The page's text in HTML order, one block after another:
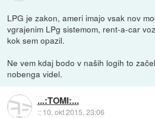
LPG je zakon, ameri imajo vsak nov
vgrajenim LPg sistemom, rent-a-car
kok sem opazil.
Ne vem kdaj bodo v naših logih to
nobenga videl.
...:TOMI:...
:: 10. okt 2015, 23:06